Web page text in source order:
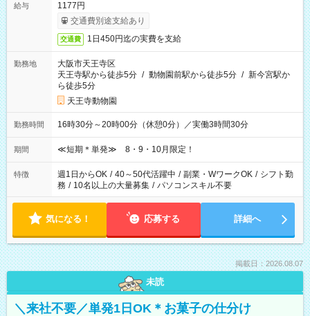
給与
1177円
交通費別途支給あり
交通費 1日450円迄の実費を支給
勤務地
大阪市天王寺区
天王寺駅から徒歩5分 / 動物園前駅から徒歩5分 / 新今宮駅か
ら徒歩5分
天王寺動物園
勤務時間 16時30分～20時00分（休憩0分）／実働3時間30分
期間 ≪短期＊単発≫ 8・9・10月限定！
特徴 週1日からOK / 40～50代活躍中 / 副業・WワークOK / シフト勤
務 / 10名以上の大量募集 / パソコンスキル不要
気になる！ 応募する 詳細へ
掲載日：2026.08.07
未読
＼来社不要／単発1日OK＊お菓子の仕分け